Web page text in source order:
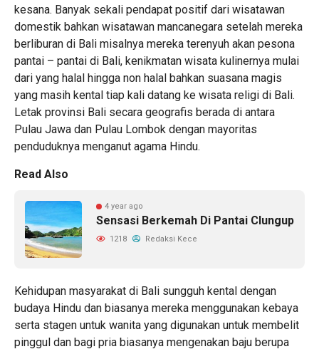
kesana. Banyak sekali pendapat positif dari wisatawan
domestik bahkan wisatawan mancanegara setelah mereka
berliburan di Bali misalnya mereka terenyuh akan pesona
pantai – pantai di Bali, kenikmatan wisata kulinernya mulai
dari yang halal hingga non halal bahkan suasana magis
yang masih kental tiap kali datang ke wisata religi di Bali.
Letak provinsi Bali secara geografis berada di antara
Pulau Jawa dan Pulau Lombok dengan mayoritas
penduduknya menganut agama Hindu.
Read Also
4 year ago
Sensasi Berkemah Di Pantai Clungup
1218 Redaksi Kece
Kehidupan masyarakat di Bali sungguh kental dengan
budaya Hindu dan biasanya mereka menggunakan kebaya
serta stagen untuk wanita yang digunakan untuk membelit
pinggul dan bagi pria biasanya mengenakan baju berupa